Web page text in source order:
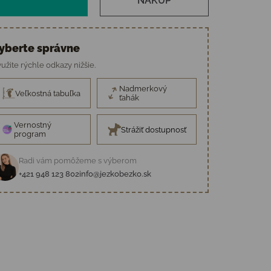
správne
rýchle odkazy nižšie.
Veľkostná tabuľka
Nadmerkový
ťahák
Vernostný
program
Strážiť dostupnosť
Radi vám pomôžeme s výberom
+421 948 123 802info@jezkobezko.sk